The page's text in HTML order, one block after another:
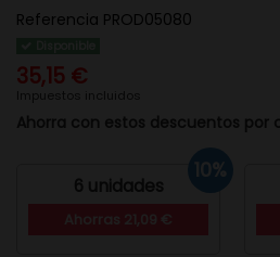
Referencia PROD05080
35,15 €
Impuestos incluidos
Ahorra con estos descuentos por
6 unidades
10%